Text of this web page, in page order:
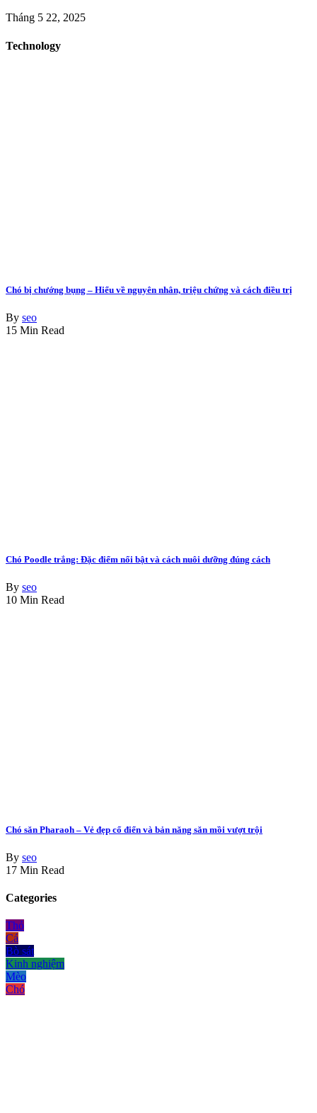
Tháng 5 22, 2025
Technology
Chó bị chướng bụng – Hiểu về nguyên nhân, triệu chứng và cách điều trị
By seo
15 Min Read
Chó Poodle trắng: Đặc điểm nổi bật và cách nuôi dưỡng đúng cách
By seo
10 Min Read
Chó săn Pharaoh – Vẻ đẹp cổ điển và bản năng săn mồi vượt trội
By seo
17 Min Read
Categories
Thỏ
Cá
Bò sát
Kinh nghiệm
Mèo
Chó